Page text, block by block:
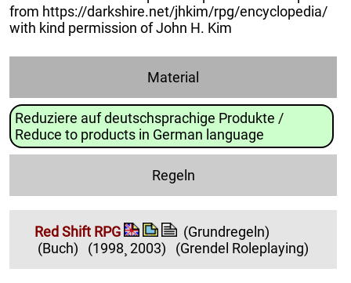
from https://darkshire.net/jhkim/rpg/encyclopedia/
with kind permission of John H. Kim
Material
Reduziere auf deutschsprachige Produkte /
Reduce to products in German language
Regeln
Red Shift RPG
(Grundregeln)
(Buch)
(1998¸ 2003) (Grendel Roleplaying)